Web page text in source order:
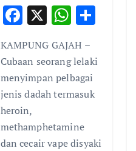
F
e
b
o
o
k
X W
at
s
A
p
S
ar
e
KAMPUNG GAJAH –
Cubaan seorang lelaki
menyimpan pelbagai
jenis dadah termasuk
heroin,
methamphetamine
dan cecair vape disyaki